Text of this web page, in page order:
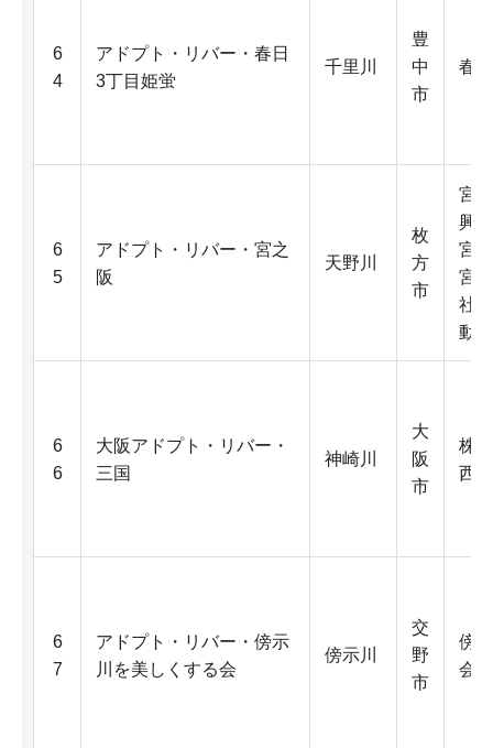
6
4
アドプト・リバー・春日
3丁目姫蛍
千里川
豊
中
市
春
6
5
アドプト・リバー・宮之
阪
天野川
枚
方
市
宮
興
宮
宮
社
動
6
6
大阪アドプト・リバー・
三国
神崎川
大
阪
市
株
西
6
7
アドプト・リバー・傍示
川を美しくする会
傍示川
交
野
市
傍
会